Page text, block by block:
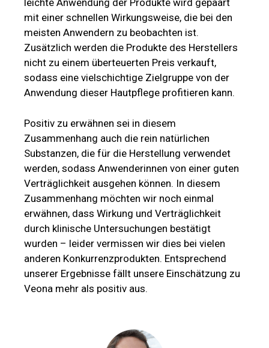
leichte Anwendung der Produkte wird gepaart
mit einer schnellen Wirkungsweise, die bei den
meisten Anwendern zu beobachten ist.
Zusätzlich werden die Produkte des Herstellers
nicht zu einem überteuerten Preis verkauft,
sodass eine vielschichtige Zielgruppe von der
Anwendung dieser Hautpflege profitieren kann.
Positiv zu erwähnen sei in diesem
Zusammenhang auch die rein natürlichen
Substanzen, die für die Herstellung verwendet
werden, sodass Anwenderinnen von einer guten
Verträglichkeit ausgehen können. In diesem
Zusammenhang möchten wir noch einmal
erwähnen, dass Wirkung und Verträglichkeit
durch klinische Untersuchungen bestätigt
wurden – leider vermissen wir dies bei vielen
anderen Konkurrenzprodukten. Entsprechend
unserer Ergebnisse fällt unsere Einschätzung zu
Veona mehr als positiv aus.